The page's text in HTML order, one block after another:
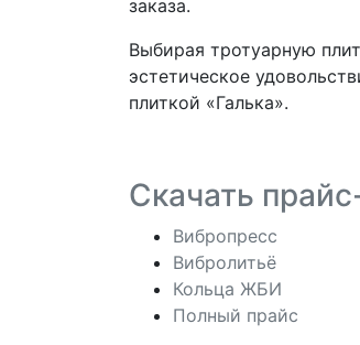
заказа.
Выбирая тротуарную
эстетическое
плиткой «Галька».
Скачать
Вибропресс
Вибролитьё
Кольца ЖБИ
Полный прайс